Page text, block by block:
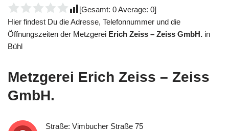
[Gesamt: 0Average: 0]
Hier findest Du die Adresse, Telefonnummer und die
Öffnungszeiten der Metzgerei Erich Zeiss – Zeiss GmbH. in
Bühl
Metzgerei Erich Zeiss – Zeiss
GmbH.
Straße: Vimbucher Straße 75